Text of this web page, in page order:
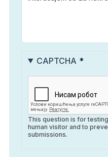
CAPTCHA
This question is for
human visitor and to
submissions.